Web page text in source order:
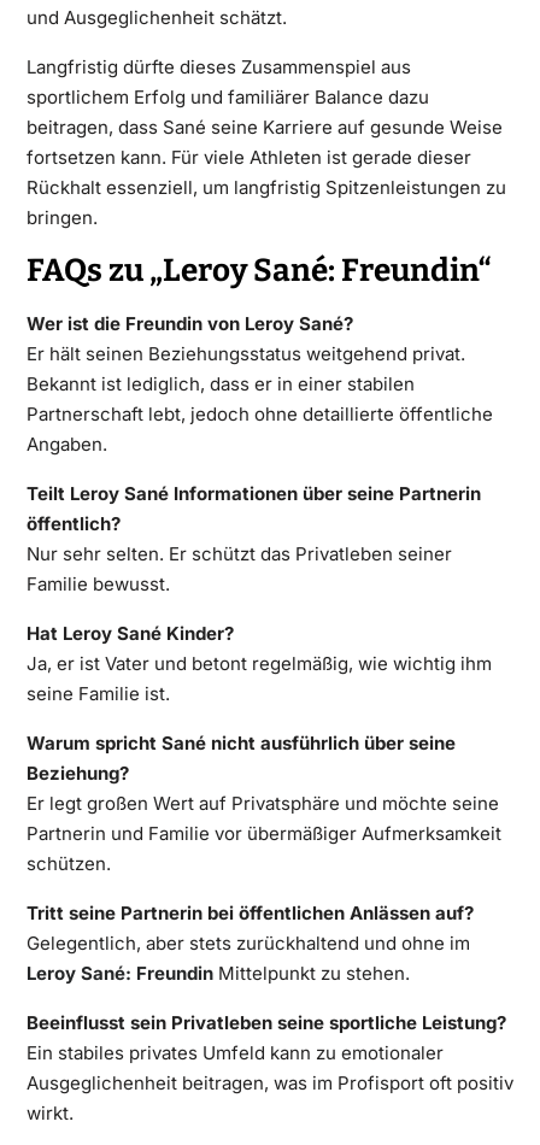
und Ausgeglichenheit schätzt.
Langfristig dürfte dieses Zusammenspiel aus
sportlichem Erfolg und familiärer Balance dazu
beitragen, dass Sané seine Karriere auf gesunde Weise
fortsetzen kann. Für viele Athleten ist gerade dieser
Rückhalt essenziell, um langfristig Spitzenleistungen zu
bringen.
FAQs zu „Leroy Sané: Freundin“
Wer ist die Freundin von Leroy Sané?
Er hält seinen Beziehungsstatus weitgehend privat.
Bekannt ist lediglich, dass er in einer stabilen
Partnerschaft lebt, jedoch ohne detaillierte öffentliche
Angaben.
Teilt Leroy Sané Informationen über seine Partnerin
öffentlich?
Nur sehr selten. Er schützt das Privatleben seiner
Familie bewusst.
Hat Leroy Sané Kinder?
Ja, er ist Vater und betont regelmäßig, wie wichtig ihm
seine Familie ist.
Warum spricht Sané nicht ausführlich über seine
Beziehung?
Er legt großen Wert auf Privatsphäre und möchte seine
Partnerin und Familie vor übermäßiger Aufmerksamkeit
schützen.
Tritt seine Partnerin bei öffentlichen Anlässen auf?
Gelegentlich, aber stets zurückhaltend und ohne im
Leroy Sané: FreundinMittelpunkt zu stehen.
Beeinflusst sein Privatleben seine sportliche Leistung?
Ein stabiles privates Umfeld kann zu emotionaler
Ausgeglichenheit beitragen, was im Profisport oft positiv
wirkt.